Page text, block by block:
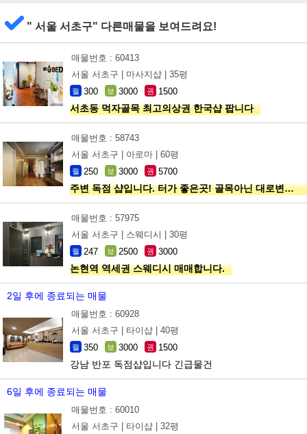
" 서울 서초구" 다른매물을 보여드려요!
매물번호 : 60413
서울 서초구 |
마사지샵 | 35평
월 300 보 3000 권 1500
서초동 먹자골목 최고의상권 한국샵 팝니다
매물번호 : 58743
서울 서초구 |
아로마 | 60평
월 250 보 3000 권 5700
주변 독점 샵입니다. 터가 좋은곳! 골목아닌 대로변위치
매물번호 : 57975
서울 서초구 |
스웨디시 | 30평
월 247 보 2500 권 3000
논현역 역세권 스웨디시 매매합니다.
2일 후에 종료되는 매물
매물번호 : 60928
서울 서초구 |
타이샵 | 40평
월 350 보 3000 권 1500
강남 반포 독점샵입니다 긴급물건
6일 후에 종료되는 매물
매물번호 : 60010
서울 서초구 |
타이샵 | 32평